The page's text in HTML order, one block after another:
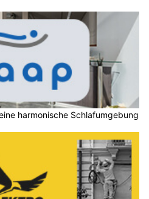
harmonische Schlafumgebung